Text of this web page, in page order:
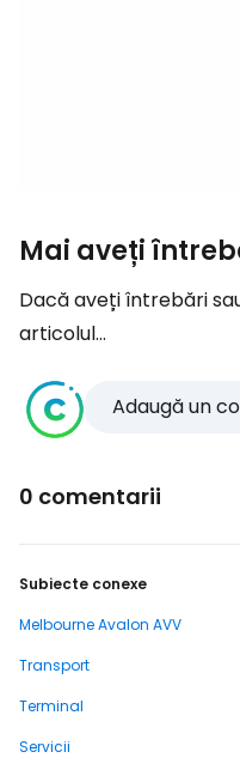
Mai aveți
Dacă aveți întrebări
articolul...
Adaugă un
0 comentarii
Subiecte conexe
Melbourne Avalon AVV
Transport
Terminal
Servicii